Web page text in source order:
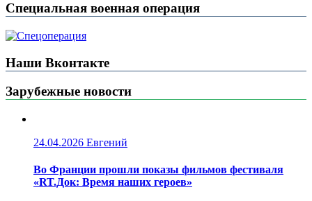
Специальная военная операция
Наши Вконтакте
Зарубежные новости
24.04.2026 Евгений
Во Франции прошли показы фильмов фестиваля
«RT.Док: Время наших героев»